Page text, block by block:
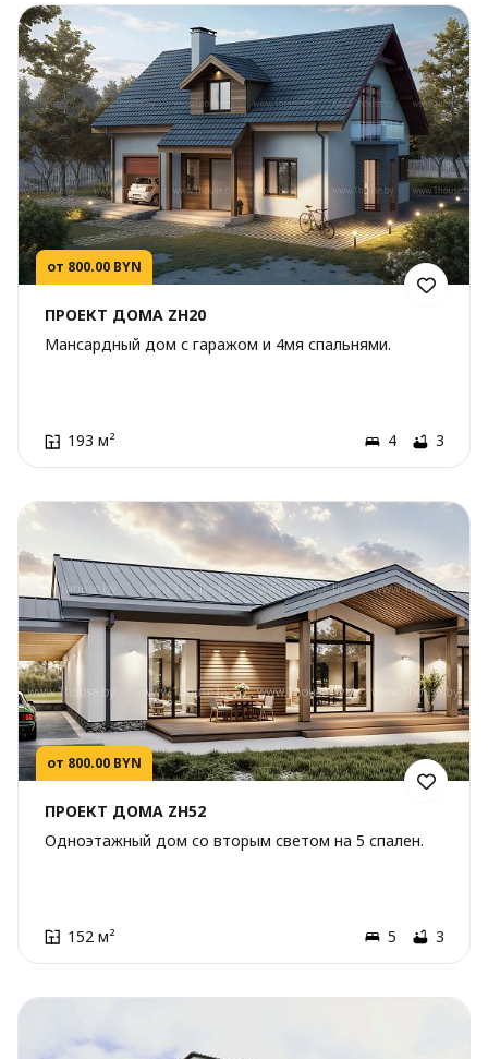
от 800.00 BYN
ПРОЕКТ ДОМА ZH20
Мансардный дом с гаражом и 4мя спальнями.
193 м² 4 3
от 800.00 BYN
ПРОЕКТ ДОМА ZH52
Одноэтажный дом со вторым светом на 5 спален.
152 м² 5 3